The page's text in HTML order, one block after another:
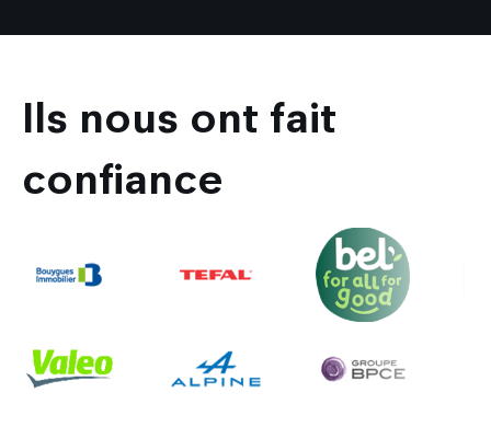
Ils nous ont fait
confiance